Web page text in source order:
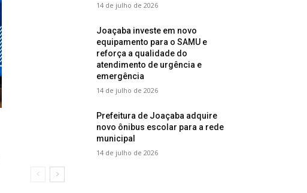
14 de julho de 2026
Joaçaba investe em novo
equipamento para o SAMU e
reforça a qualidade do
atendimento de urgência e
emergência
14 de julho de 2026
Prefeitura de Joaçaba adquire
novo ônibus escolar para a rede
municipal
14 de julho de 2026